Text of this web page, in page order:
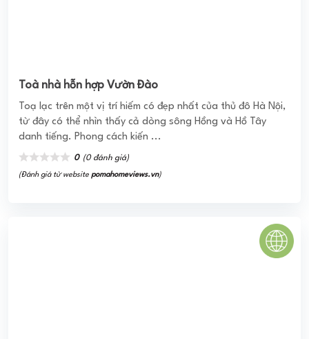
Toà nhà hỗn hợp Vườn Đào
Toạ lạc trên một vị trí hiếm có đẹp nhất của thủ đô Hà Nội,
từ đây có thể nhìn thấy cả dòng sông Hồng và Hồ Tây
danh tiếng. Phong cách kiến ...
0 (0 đánh giá)
(Đánh giá từ website pomahomeviews.vn)